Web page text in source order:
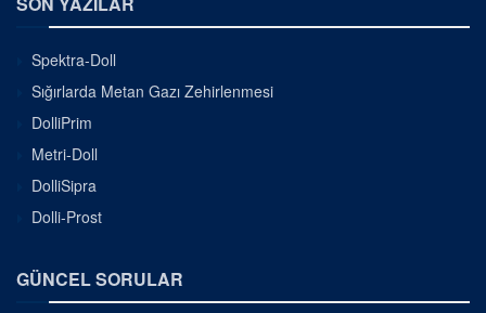
Spektra-Doll
Sığırlarda Metan Gazı Zehirlenmesi
DolliPrim
Metri-Doll
DolliSipra
Dolli-Prost
GÜNCEL SORULAR